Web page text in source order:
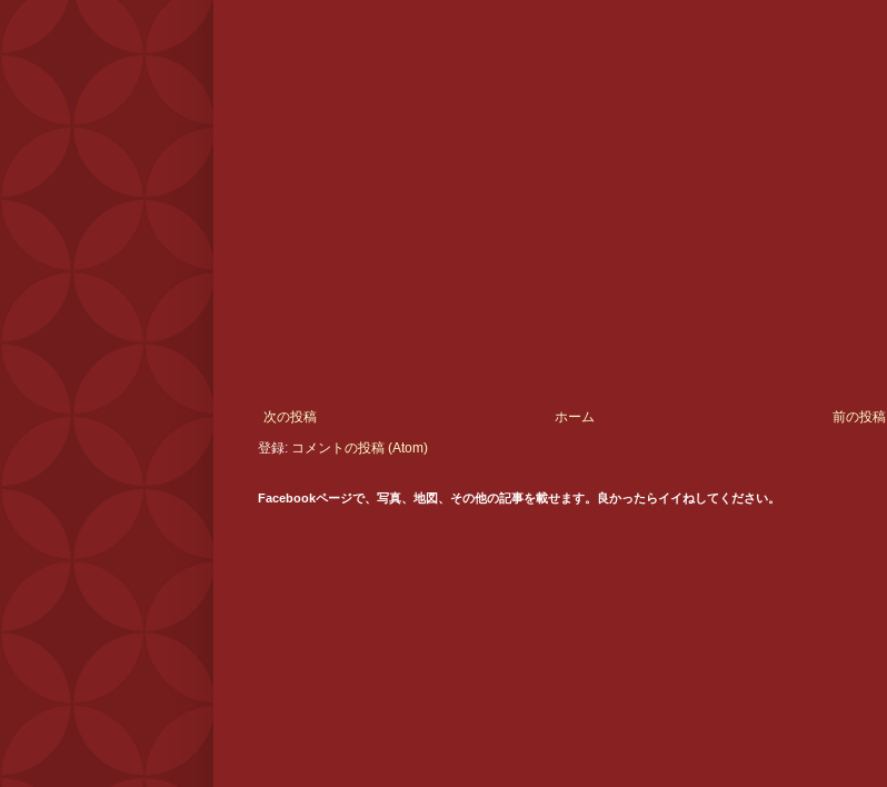
次の投稿 前の投稿
ホーム
登録: コメントの投稿 (Atom)
Facebookページで、写真、地図、その他の記事を載せます。良かったらイイねしてください。